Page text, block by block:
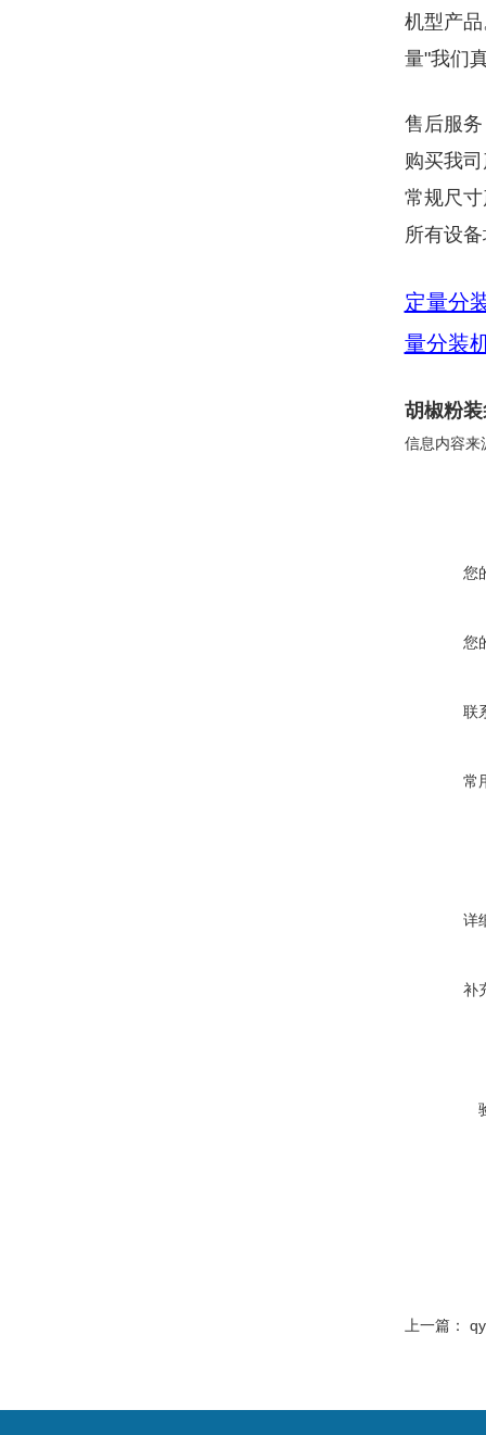
机型产
量"我们
售后服
购买我
常规尺
所有设
定量分
量分装
胡椒粉
信息内容来
您
您
联
常
详
补
上一篇：